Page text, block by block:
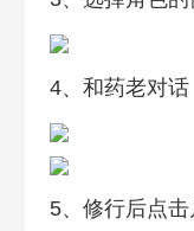
4、和药老对话
5、修行后点击